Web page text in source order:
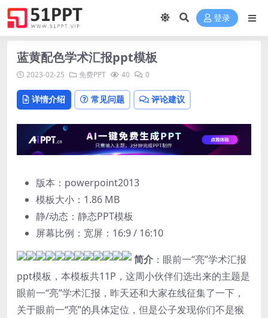
登录
蓝黄配色学术汇报ppt模板
2023-02-25 免费PPT 40 0
详情介绍 常见问题 评论建议
版本：powerpoint2013
模板大小： 1.86 MB
静/动态：静态PPT模板
屏幕比例：宽屏：16:9 / 16:10
简介 ：眼前一“亮”学术汇报
ppt模板，本模板共11P，这周小伙伴们选出来的主题是
眼前一“亮”学术汇报，昨天还和大家在线征集了一下，
关于眼前一“亮”的具体定位，但是公子发现你们不是猴